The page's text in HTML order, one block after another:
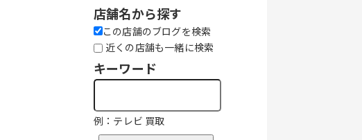
店舗名から探す
この店舗のブログを検索
近くの店舗も一緒に検索
キーワード
例：テレビ 買取